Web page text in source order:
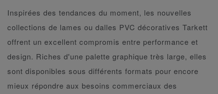
Inspirées des tendances du moment, les nouvelles
collections de lames ou dalles PVC décoratives Tarkett
offrent un excellent compromis entre performance et
design. Riches d'une palette graphique très large, elles
sont disponibles sous différents formats pour encore
mieux répondre aux besoins commerciaux des